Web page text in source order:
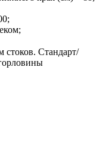
Стандарт/